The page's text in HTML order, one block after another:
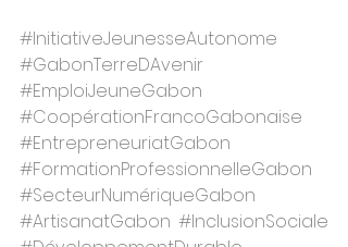
#InitiativeJeunesseAutonome
#GabonTerreDAvenir
#EmploiJeuneGabon
#CoopérationFrancoGabonaise
#EntrepreneuriatGabon
#FormationProfessionnelleGabon
#SecteurNumériqueGabon
#ArtisanatGabon #InclusionSociale